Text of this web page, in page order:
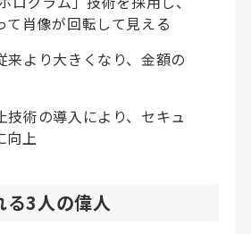
て肖像が回転して見える
来より大きくなり、金額の
技術の導入により、セキュ
向上
る3人の偉人